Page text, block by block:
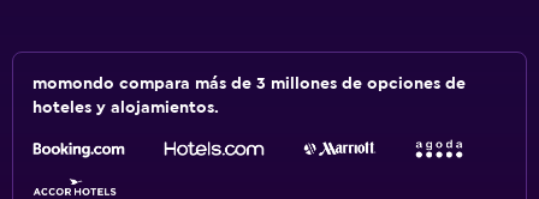
momondo compara más de 3 millones de opciones de
hoteles y alojamientos.